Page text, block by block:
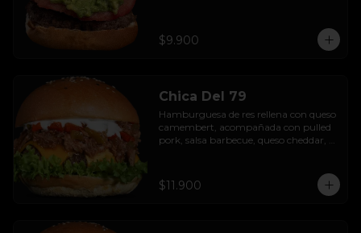
$9.900
Chica Del 79
Hamburguesa de res rellena con queso
camembert, acompañada con pulled
pork, salsa barbecue, queso cheddar,
$11.900